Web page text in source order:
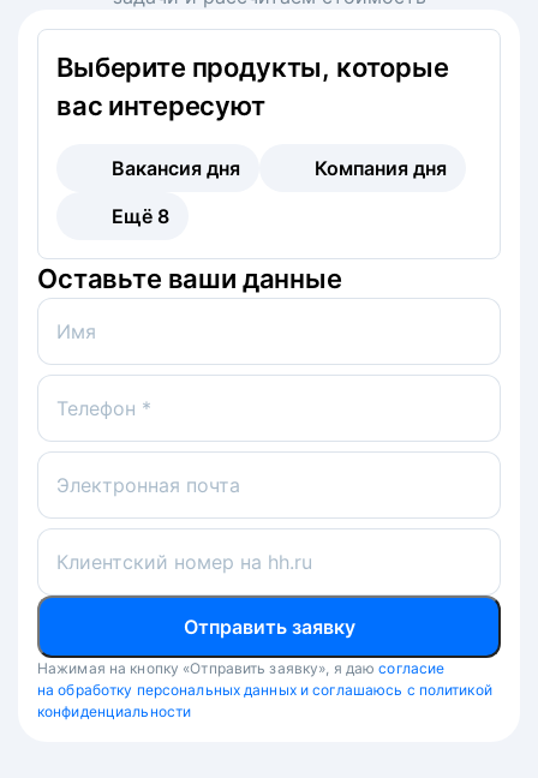
Выберите продукты, которые
вас интересуют
Вакансия дня
Компания дня
Ещё 8
Оставьте ваши данные
Имя
Телефон *
Электронная почта
Клиентский номер на hh.ru
Отправить заявку
Нажимая на кнопку «Отправить заявку», я даю согласие
на обработку персональных данных и соглашаюсь с политикой
конфиденциальности